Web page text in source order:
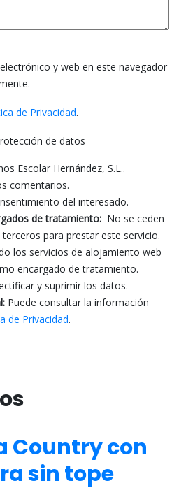
y web en este navegador
de Privacidad.
de datos
Escolar Hernández, S.L..
comentarios.
del interesado.
de tratamiento: No se ceden
para prestar este servicio.
los servicios de alojamiento web
encargado de tratamiento.
y suprimir los datos.
Puede consultar la información
de Privacidad.
Country con
sin tope